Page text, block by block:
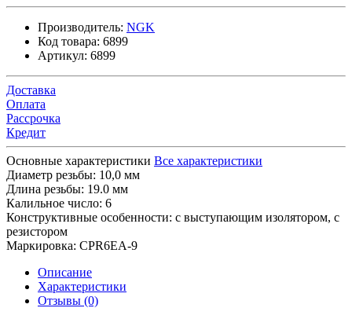
Производитель: NGK
Код товара: 6899
Артикул: 6899
Доставка
Оплата
Рассрочка
Кредит
Основные характеристики Все характеристики
Диаметр резьбы: 10,0 мм
Длина резьбы: 19.0 мм
Калильное число: 6
Конструктивные особенности: с выступающим изолятором, с
резистором
Маркировка: CPR6EA-9
Описание
Характеристики
Отзывы (0)